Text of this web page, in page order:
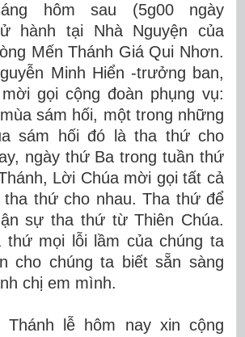
hôm sau (5g00 ngày
hành tại Nhà Nguyện của
Mến Thánh Giá Qui Nhơn.
Minh Hiển -trưởng ban,
gọi cộng đoàn phụng vụ:
sám hối, một trong những
sám hối đó là tha thứ cho
ngày thứ Ba trong tuần thứ
Lời Chúa mời gọi tất cả
tha thứ cho nhau. Tha thứ để
sự tha thứ từ Thiên Chúa.
thứ mọi lỗi lầm của chúng ta
cho chúng ta biết sẵn sàng
chị em mình.
Thánh lễ hôm nay xin cộng